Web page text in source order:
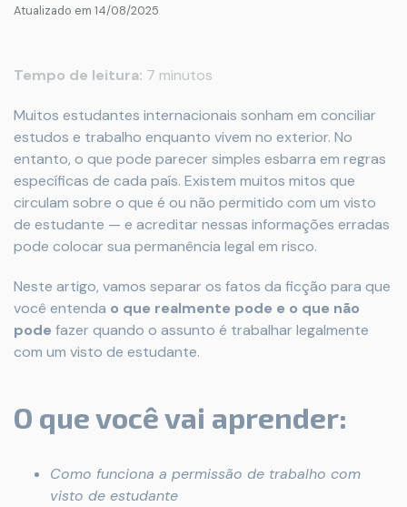
Atualizado em 14/08/2025
Tempo de leitura: 7 minutos
Muitos estudantes internacionais sonham em conciliar
estudos e trabalho enquanto vivem no exterior. No
entanto, o que pode parecer simples esbarra em regras
específicas de cada país. Existem muitos mitos que
circulam sobre o que é ou não permitido com um visto
de estudante — e acreditar nessas informações erradas
pode colocar sua permanência legal em risco.
Neste artigo, vamos separar os fatos da ficção para que
você entenda o que realmente pode e o que não
pode fazer quando o assunto é trabalhar legalmente
com um visto de estudante.
O que você vai aprender:
Como funciona a permissão de trabalho com
visto de estudante